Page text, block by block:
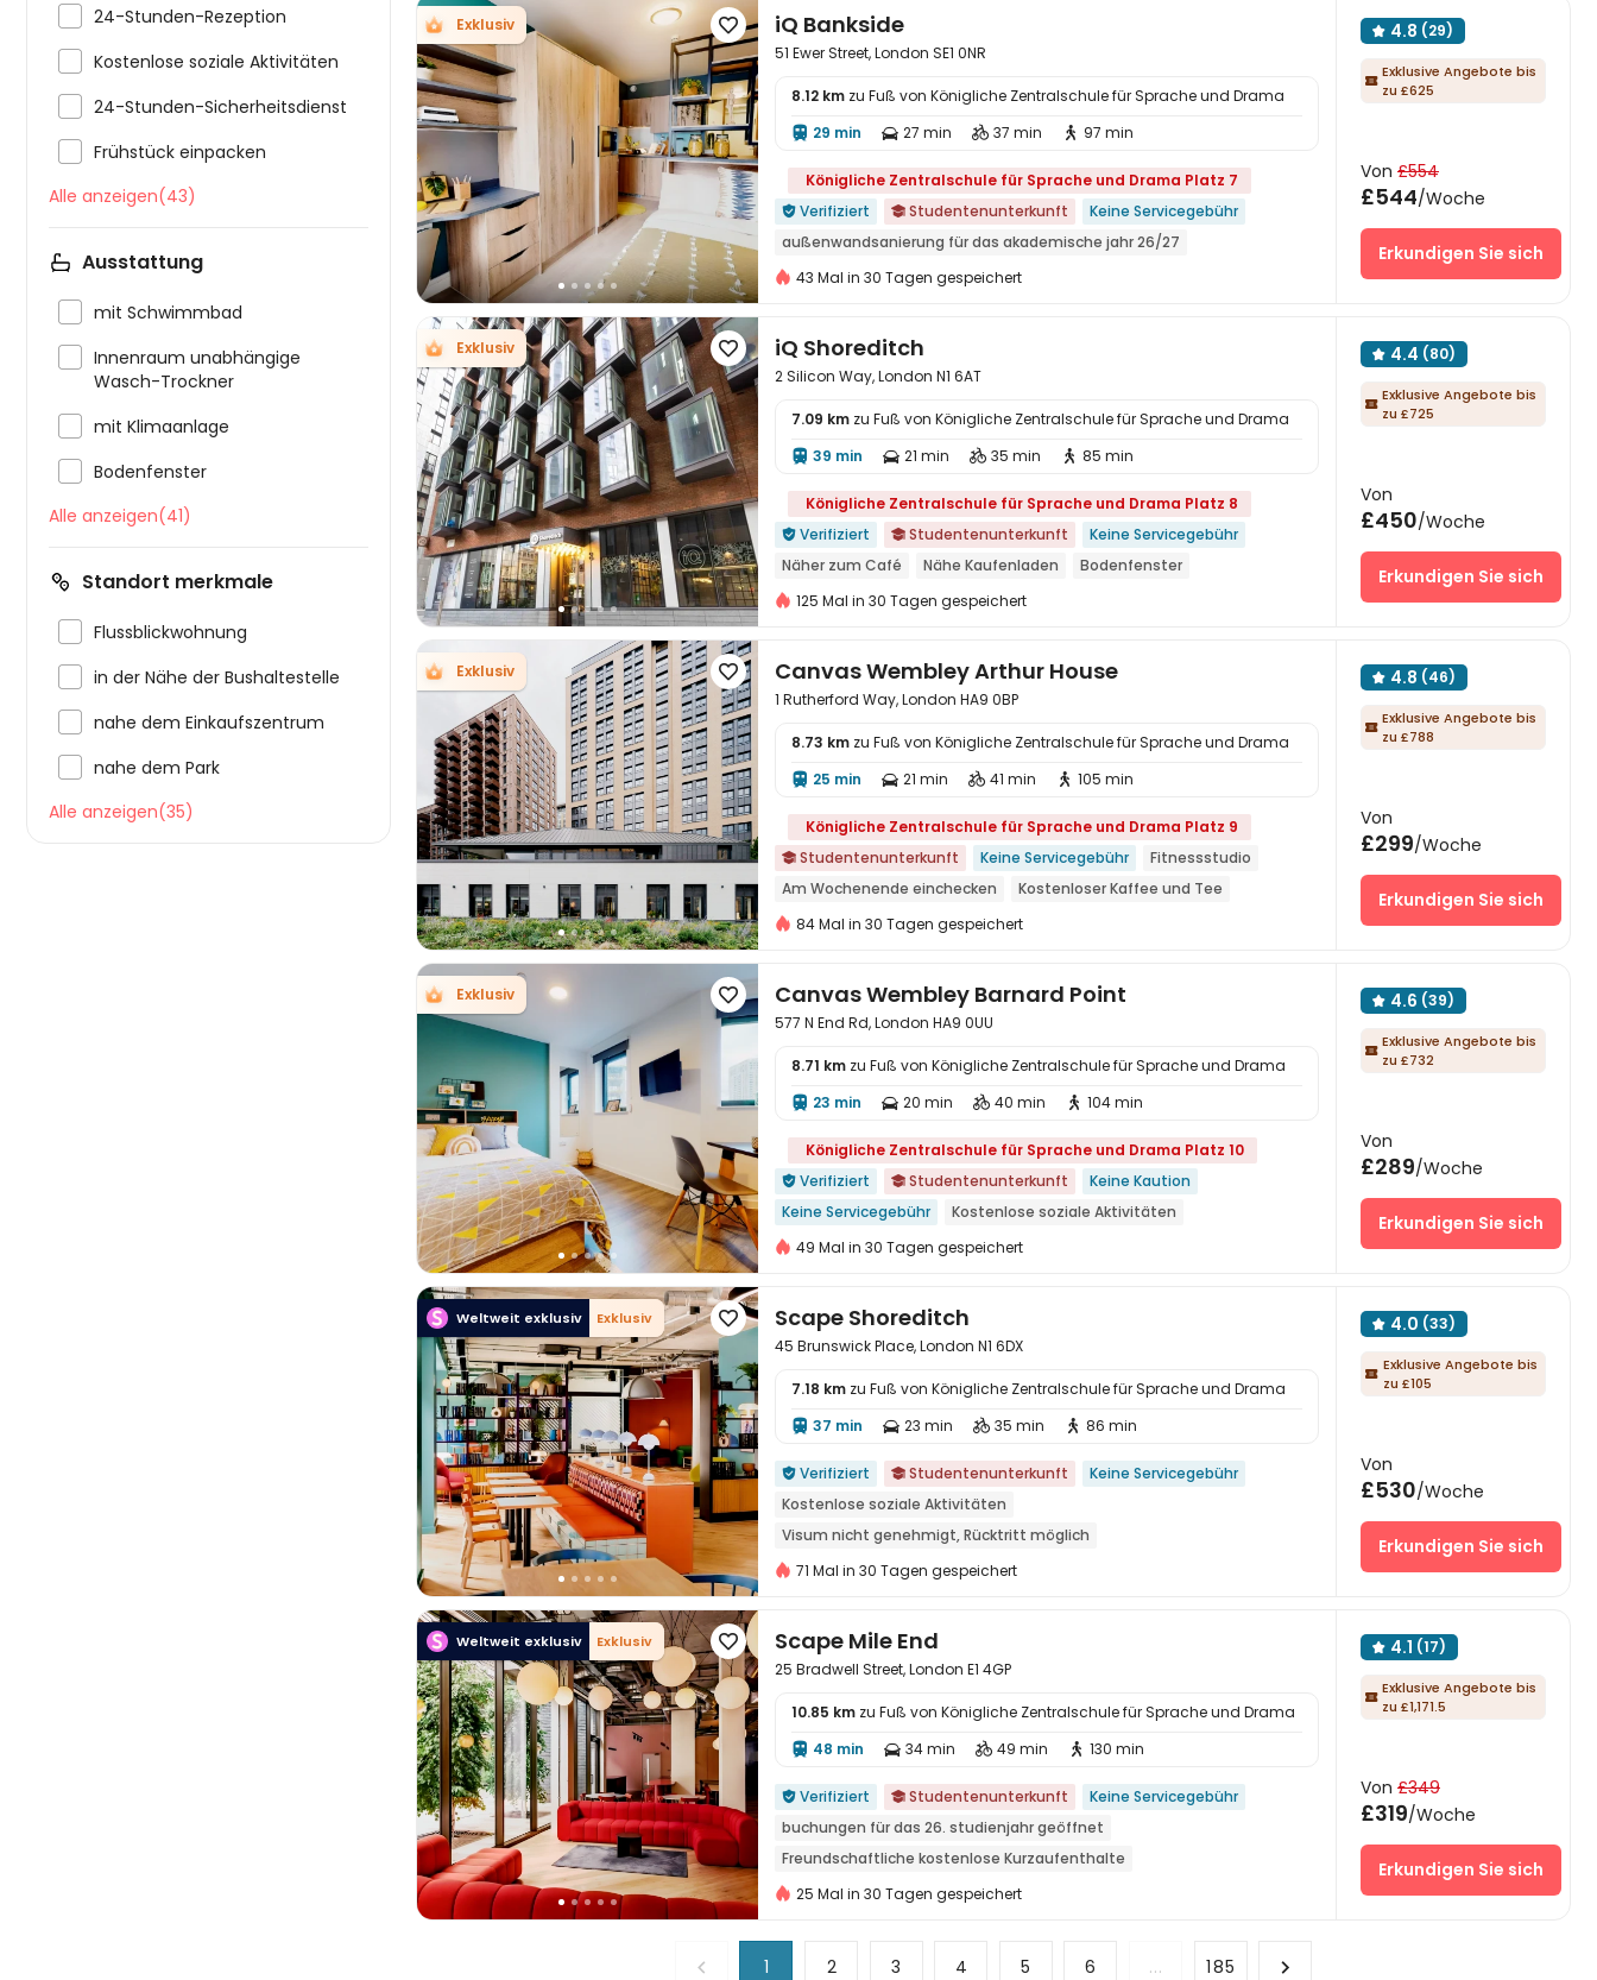
24-Stunden-Rezeption
Kostenlose soziale Aktivitäten
24-Stunden-Sicherheitsdienst
Frühstück einpacken
Alle anzeigen(43)
Ausstattung
mit Schwimmbad
Innenraum unabhängige
Wasch-Trockner
mit Klimaanlage
Bodenfenster
Alle anzeigen(41)
Standort merkmale
Flussblickwohnung
in der Nähe der Bushaltestelle
nahe dem Einkaufszentrum
nahe dem Park
Alle anzeigen(35)
Freundschaftliche kostenlose Kurzaufenthalte
in der nähe der chinesischen super league

Exklusiv  iQ Bankside
51 Ewer Street, London SE1 0NR
8.12 km zu Fuß von Königliche Zentralschule für Sprache und Drama
 29 min  27 min  37 min  97 min
Königliche Zentralschule für Sprache und Drama Platz 7
 Verifiziert  Studentenunterkunft
Keine Servicegebühr
außenwandsanierung für das akademische jahr 26/27
buchungen für das 26. studienjahr geöffnet
Zu Fuß zur Schule gehen
Kostenloser Aufenthalt für zwei Personen
43 Mal in 30 Tagen gespeichert
 4.8 (29)
 Exklusive Angebote bis
zu £625
Von £554
£544/Woche
Erkundigen Sie sich
Exklusiv  iQ Shoreditch
2 Silicon Way, London N1 6AT
7.09 km zu Fuß von Königliche Zentralschule für Sprache und Drama
 39 min  21 min  35 min  85 min
Königliche Zentralschule für Sprache und Drama Platz 8
 Verifiziert  Studentenunterkunft
Keine Servicegebühr
Näher zum Café
Nähe Kaufenladen
Bodenfenster
nahe der U-Bahn-Station
Karaoke-Raum
Freundschaftliche kostenlose Kurzaufenthalte
Nächstes Restaurant für westliche Küche
125 Mal in 30 Tagen gespeichert
 4.4 (80)
 Exklusive Angebote bis
zu £725
Von
£450/Woche
Erkundigen Sie sich
Exklusiv  Canvas Wembley Arthur House
1 Rutherford Way, London HA9 0BP
8.73 km zu Fuß von Königliche Zentralschule für Sprache und Drama
 25 min  21 min  41 min  105 min
Königliche Zentralschule für Sprache und Drama Platz 9
 Studentenunterkunft Keine Servicegebühr
Fitnessstudio
Am Wochenende einchecken
Kostenloser Kaffee und Tee
Öffnung für Vorbestellungen S1 seit 26 Jahren
nahe dem Supermarkt
84 Mal in 30 Tagen gespeichert
 4.8 (46)
 Exklusive Angebote bis
zu £788
Von
£299/Woche
Erkundigen Sie sich
Exklusiv  Canvas Wembley Barnard Point
577 N End Rd, London HA9 0UU
8.71 km zu Fuß von Königliche Zentralschule für Sprache und Drama
 23 min  20 min  40 min  104 min
Königliche Zentralschule für Sprache und Drama Platz 10
 Verifiziert  Studentenunterkunft
Keine Kaution
Keine Servicegebühr
Kostenlose soziale Aktivitäten
24-Stunden-Rezeption
in der nähe der chinesischen super league
in der nähe eines chinesischen restaurants
nahe dem Einkaufszentrum
mit Möbeln
49 Mal in 30 Tagen gespeichert
 4.6 (39)
 Exklusive Angebote bis
zu £732
Von
£289/Woche
Erkundigen Sie sich
Weltweit exklusiv Exklusiv  Scape Shoreditch
45 Brunswick Place, London N1 6DX
7.18 km zu Fuß von Königliche Zentralschule für Sprache und Drama
 37 min  23 min  35 min  86 min
 Verifiziert  Studentenunterkunft
Keine Servicegebühr
Kostenlose soziale Aktivitäten
Visum nicht genehmigt, Rücktritt möglich
Freundschaftliche kostenlose Kurzaufenthalte
in der Nähe der Bushaltestelle
71 Mal in 30 Tagen gespeichert
 4.0 (33)
 Exklusive Angebote bis
zu £105
Von
£530/Woche
Erkundigen Sie sich
Weltweit exklusiv Exklusiv  Scape Mile End
25 Bradwell Street, London E1 4GP
10.85 km zu Fuß von Königliche Zentralschule für Sprache und Drama
 48 min  34 min  49 min  130 min
 Verifiziert  Studentenunterkunft
Keine Servicegebühr
buchungen für das 26. studienjahr geöffnet
Freundschaftliche kostenlose Kurzaufenthalte
in der nähe der chinesischen super league
25 Mal in 30 Tagen gespeichert
 4.1 (17)
 Exklusive Angebote bis
zu £1,171.5
Von £349
£319/Woche
Erkundigen Sie sich
1 2 3 4 5 6 ... 185